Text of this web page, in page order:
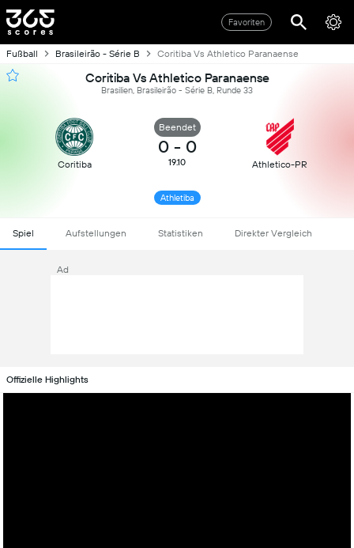
Favoriten
Fußball Brasileirão - Série B Coritiba Vs Athletico Paranaense
Coritiba Vs Athletico Paranaense
Brasilien, Brasileirão - Série B, Runde 33
Coritiba
Beendet
0 - 0
19.10 Athletico-PR
Athletiba
Spiel Aufstellungen Statistiken Direkter Vergleich
Ad
Offizielle Highlights